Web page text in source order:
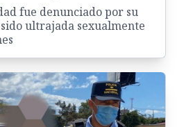
fue denunciado por su
ultrajada sexualmente